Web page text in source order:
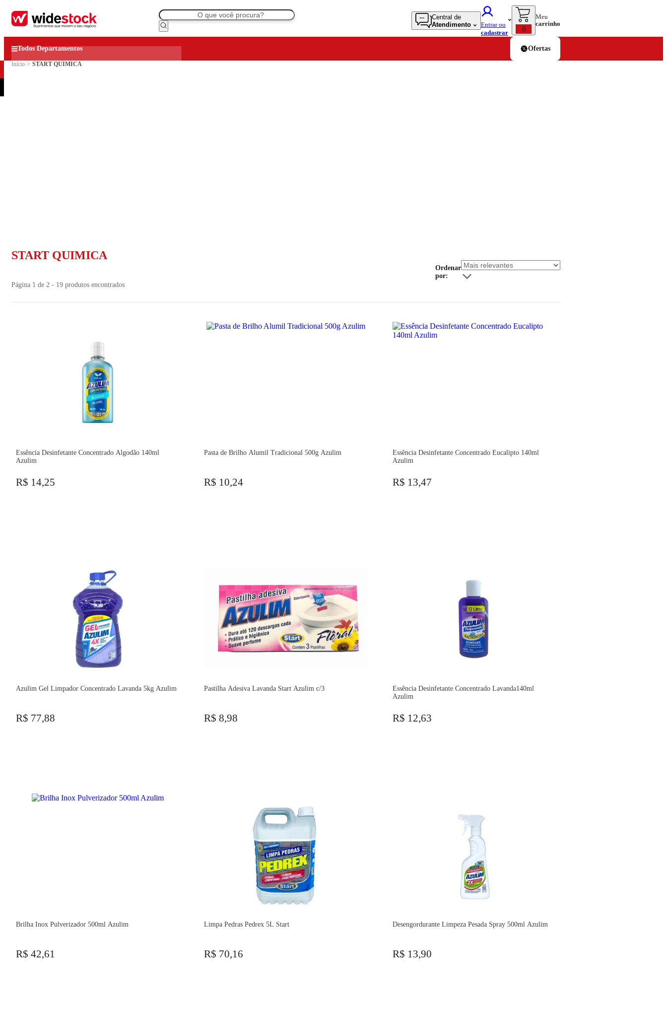
Central de
Atendimento
Entrar ou
cadastrar
0
Meu
carrinho
Todos Departamentos Ofertas
Início > START QUIMICA
START QUIMICA
Página 1 de 2 - 19 produtos encontrados
Ordenar
por:
Essência Desinfetante Concentrado Algodão 140ml
Azulim
R$ 14,25
Pasta de Brilho Alumil Tradicional 500g Azulim
R$ 10,24
Essência Desinfetante Concentrado Eucalipto 140ml
Azulim
R$ 13,47
Azulim Gel Limpador Concentrado Lavanda 5kg Azulim
R$ 77,88
Pastilha Adesiva Lavanda Start Azulim c/3
R$ 8,98
Essência Desinfetante Concentrado Lavanda140ml
Azulim
R$ 12,63
Brilha Inox Pulverizador 500ml Azulim
R$ 42,61
Limpa Pedras Pedrex 5L Start
R$ 70,16
Desengordurante Limpeza Pesada Spray 500ml Azulim
R$ 13,90